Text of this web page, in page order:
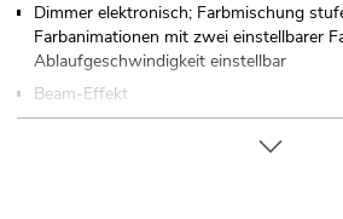
Dimmer elektronisch; Farbmischung
Farbanimationen mit zwei einstellbarer
Ablaufgeschwindigkeit einstellbar
Beam-Effekt